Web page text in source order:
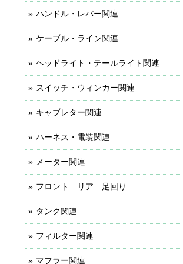
ハンドル・レバー関連
ケーブル・ライン関連
ヘッドライト・テールライト関連
スイッチ・ウィンカー関連
キャブレター関連
ハーネス・電装関連
メーター関連
フロント リア 足回り
タンク関連
フィルター関連
マフラー関連